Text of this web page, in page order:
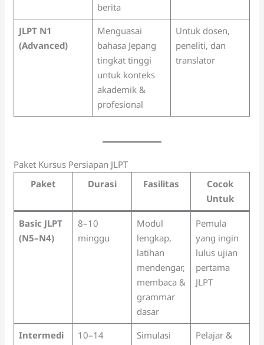
berita
JLPT N1
(Advanced)
Menguasai
bahasa Jepang
tingkat tinggi
untuk konteks
akademik &
profesional
Untuk dosen,
peneliti, dan
translator
Paket Kursus Persiapan JLPT
Paket
Durasi Fasilitas
Cocok
Untuk
Basic JLPT
(N5–N4)
8–10
minggu
Modul
lengkap,
latihan
mendengar,
membaca &
grammar
dasar
Pemula
yang ingin
lulus ujian
pertama
JLPT
Intermedi
10–14
Simulasi
Pelajar &